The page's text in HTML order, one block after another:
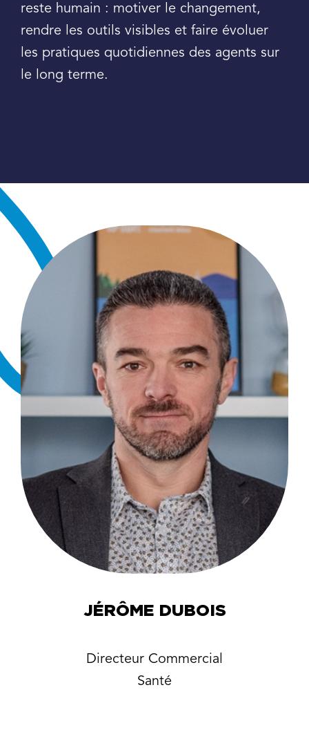
reste humain : motiver le changement,
rendre les outils visibles et faire évoluer
les pratiques quotidiennes des agents sur
le long terme.
JÉRÔME DUBOIS
Directeur Commercial
Santé